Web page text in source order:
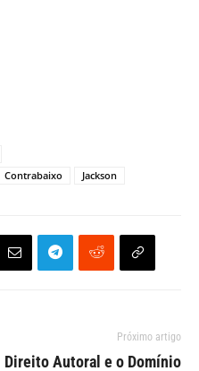
Contrabaixo Jackson
Próximo artigo
Direito Autoral e o Domínio